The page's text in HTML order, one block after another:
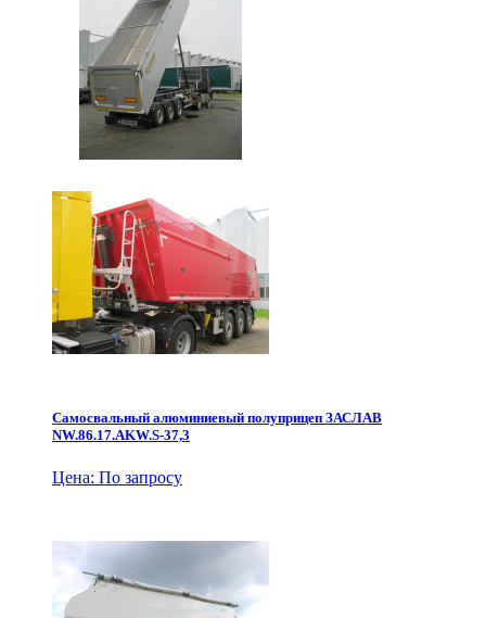
Самосвальный алюминиевый полуприцеп ЗАСЛАВ
NW.86.17.AKW.S-37,3
Цена: По запросу